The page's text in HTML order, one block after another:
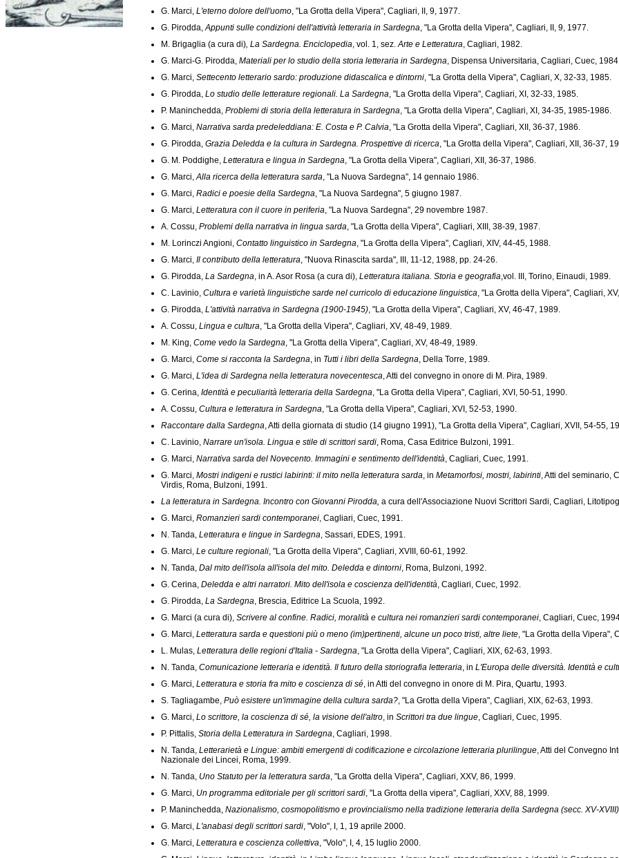
G. Marci, L'eterno dolore dell'uomo, "La Grotta della Vipera", Cagliari, II, 9, 1977.
G. Pirodda,Appunti sulle condizioni dell'attività letteraria in Sardegna, "La Grotta della Vipera", Cagliari, II, 9, 1977.
M. Brigaglia (a cura di), La Sardegna. Enciclopedia, vol. 1, sez.Arte e Letteratura, Cagliari, 1982.
G. Marci-G. Pirodda, Materiali per lo studio della storia letteraria in Sardegna, Dispensa Universitaria, Cagliari, Cuec,
G. Marci, Settecento letterario sardo: produzione didascalica e dintorni, "La Grotta della Vipera", Cagliari, X, 32-33, 1985.
G. Pirodda, Lo studio delle letterature regionali. La Sardegna, "La Grotta della Vipera", Cagliari, XI, 32-33, 1985.
P. Maninchedda, Problemi di storia della letteratura in Sardegna, "La Grotta della Vipera", Cagliari, XI, 34-35, 1985-1986.
G. Marci, Narrativa sarda predeleddiana: E. Costa e P. Calvia, "La Grotta della Vipera", Cagliari, XII, 36-37, 1986.
G. Pirodda, Grazia Deledda e la cultura in Sardegna. Prospettive di ricerca, "La Grotta della Vipera", Cagliari, XII, 36-37,
G. M. Poddighe, Letteratura e lingua in Sardegna, "La Grotta della Vipera", Cagliari, XII, 36-37, 1986.
G. Marci,Alla ricerca della letteratura sarda, "La Nuova Sardegna", 14 gennaio 1986.
G. Marci, Radici e poesie della Sardegna, "La Nuova Sardegna", 5 giugno 1987.
G. Marci, Letteratura con il cuore in periferia, "La Nuova Sardegna", 29 novembre 1987.
A. Cossu, Problemi della narrativa in lingua sarda, "La Grotta della Vipera", Cagliari, XIII, 38-39, 1987.
M. Lorinczi Angioni, Contatto linguistico in Sardegna, "La Grotta della Vipera", Cagliari, XIV, 44-45, 1988.
G. Marci, Il contributo della letteratura, "Nuova Rinascita sarda", III, 11-12, 1988, pp. 24-26.
G. Pirodda, La Sardegna, in A. Asor Rosa (a cura di), Letteratura italiana. Storia e geografia,vol. III, Torino, Einaudi, 1989.
C. Lavinio, Cultura e varietà linguistiche sarde nel curricolo di educazione linguistica, "La Grotta della Vipera", Cagliari,
G. Pirodda, L'attività narrativa in Sardegna (1900-1945), "La Grotta della Vipera", Cagliari, XV, 46-47, 1989.
A. Cossu, Lingua e cultura, "La Grotta della Vipera", Cagliari, XV, 48-49, 1989.
M. King, Come vedo la Sardegna, "La Grotta della Vipera", Cagliari, XV, 48-49, 1989.
G. Marci, Come si racconta la Sardegna, in Tutti i libri della Sardegna, Della Torre, 1989.
G. Marci, L'idea di Sardegna nella letteratura novecentesca, Atti del convegno in onore di M. Pira, 1989.
G. Cerina, Identità e peculiarità letteraria della Sardegna, "La Grotta della Vipera", Cagliari, XVI, 50-51, 1990.
A. Cossu, Cultura e letteratura in Sardegna, "La Grotta della Vipera", Cagliari, XVI, 52-53, 1990.
Raccontare dalla Sardegna, Atti della giornata di studio (14 giugno 1991), "La Grotta della Vipera", Cagliari, XVII, 54-55,
C. Lavinio, Narrare un'isola. Lingua e stile di scrittori sardi, Roma, Casa Editrice Bulzoni, 1991.
G. Marci, Narrativa sarda del Novecento. Immagini e sentimento dell'identità, Cagliari, Cuec, 1991.
G. Marci, Mostri indigeni e rustici labirinti: il mito nella letteratura sarda, in Metamorfosi, mostri, labirinti, Atti del seminario,
Virdis, Roma, Bulzoni, 1991.
La letteratura in Sardegna. Incontro con Giovanni Pirodda, a cura dell'Associazione Nuovi Scrittori Sardi, Cagliari,
G. Marci, Romanzieri sardi contemporanei, Cagliari, Cuec, 1991.
N. Tanda, Letteratura e lingue in Sardegna, Sassari, EDES, 1991.
G. Marci, Le culture regionali, "La Grotta della Vipera", Cagliari, XVIII, 60-61, 1992.
N. Tanda, Dal mito dell'isola all'isola del mito. Deledda e dintorni, Roma, Bulzoni, 1992.
G. Cerina, Deledda e altri narratori. Mito dell'isola e coscienza dell'identità, Cagliari, Cuec, 1992.
G. Pirodda, La Sardegna, Brescia, Editrice La Scuola, 1992.
G. Marci (a cura di), Scrivere al confine. Radici, moralità e cultura nei romanzieri sardi contemporanei, Cagliari, Cuec,
G. Marci, Letteratura sarda e questioni più o meno (im)pertinenti, alcune un poco tristi, altre liete, "La Grotta della Vipera",
L. Mulas, Letteratura delle regioni d'Italia - Sardegna, "La Grotta della Vipera", Cagliari, XIX, 62-63, 1993.
N. Tanda, Comunicazione letteraria e identità. Il futuro della storiografia letteraria, in L'Europa delle diversità. Identità e
G. Marci, Letteratura e storia fra mito e coscienza di sé, in Atti del convegno in onore di M. Pira, Quartu, 1993.
S. Tagliagambe, Può esistere un'immagine della cultura sarda?, "La Grotta della Vipera", Cagliari, XIX, 62-63, 1993.
G. Marci, Lo scrittore, la coscienza di sé, la visione dell'altro, in Scrittori tra due lingue, Cagliari, Cuec, 1995.
P. Pittalis, Storia della Letteratura in Sardegna, Cagliari, 1998.
N. Tanda, Letterarietà e Lingue: ambiti emergenti di codificazione e circolazione letteraria plurilingue, Atti del Convegno
Nazionale dei Lincei, Roma, 1999.
N. Tanda, Uno Statuto per la letteratura sarda, "La Grotta della Vipera", Cagliari, XXV, 86, 1999.
G. Marci, Un programma editoriale per gli scrittori sardi, "La Grotta della vipera", Cagliari, XXV, 88, 1999.
P. Maninchedda, Nazionalismo, cosmopolitismo e provincialismo nella tradizione letteraria della Sardegna (secc. XV-XVIII)
G. Marci, L'anabasi degli scrittori sardi, "Volo", I, 1, 19 aprile 2000.
G. Marci, Letteratura e coscienza collettiva, "Volo", I, 4, 15 luglio 2000.